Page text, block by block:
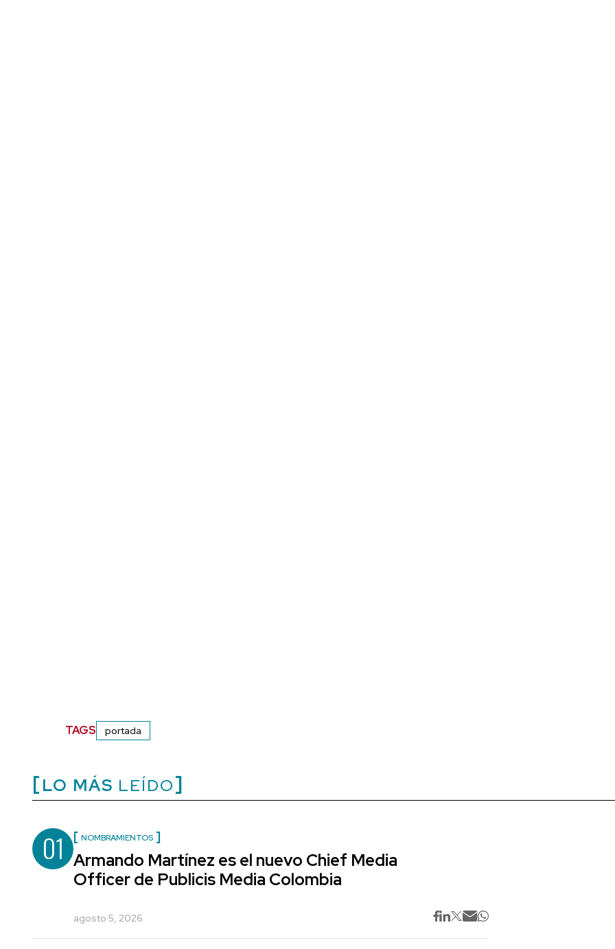
TAGS portada
LO MÁS LEÍDO
01 NOMBRAMIENTOS
Armando Martínez es el nuevo Chief Media
Officer de Publicis Media Colombia
agosto 5, 2026